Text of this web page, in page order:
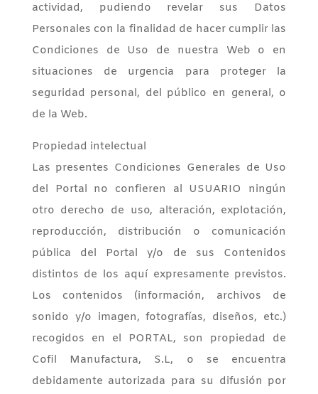
actividad, pudiendo revelar sus Datos
Personales con la finalidad de hacer cumplir las
Condiciones de Uso de nuestra Web o en
situaciones de urgencia para proteger la
seguridad personal, del público en general, o
de la Web.
Propiedad intelectual
Las presentes Condiciones Generales de Uso
del Portal no confieren al USUARIO ningún
otro derecho de uso, alteración, explotación,
reproducción, distribución o comunicación
pública del Portal y/o de sus Contenidos
distintos de los aquí expresamente previstos.
Los contenidos (información, archivos de
sonido y/o imagen, fotografías, diseños, etc.)
recogidos en el PORTAL, son propiedad de
Cofil Manufactura, S.L, o se encuentra
debidamente autorizada para su difusión por